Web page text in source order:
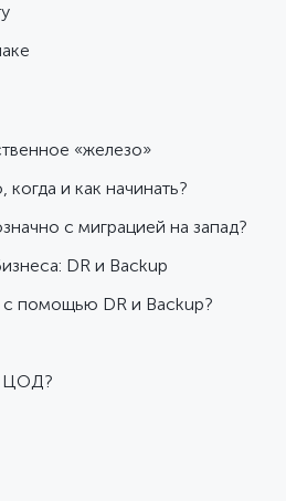
«железо»
и как начинать?
с миграцией на запад?
DR и Backup
с помощью DR и Backup?
ЦОД?